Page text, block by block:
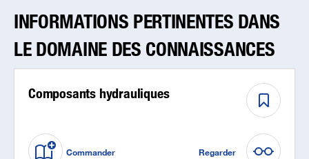
INFORMATIONS PERTINENTES DANS
LE DOMAINE DES CONNAISSANCES
Composants hydrauliques
Commander Regarder